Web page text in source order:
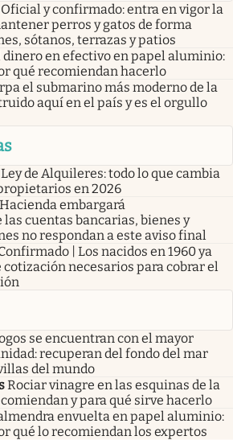
Oficial y confirmado: entra en vigor la
perros y gatos de forma
sótanos, terrazas y patios
dinero en efectivo en papel aluminio:
qué recomiendan hacerlo
el submarino más moderno de la
aquí en el país y es el orgullo
de Alquileres: todo lo que cambia
en 2026
embargará
cuentas bancarias, bienes y
no respondan a este aviso final
| Los nacidos en 1960 ya
cotización necesarios para cobrar el
se encuentran con el mayor
recuperan del fondo del mar
del mundo
Rociar vinagre en las esquinas de la
y para qué sirve hacerlo
envuelta en papel aluminio:
qué lo recomiendan los expertos